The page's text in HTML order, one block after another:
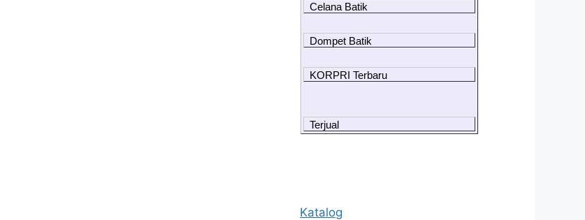
Celana Batik
Dompet Batik
KORPRI Terbaru
Terjual
Katalog